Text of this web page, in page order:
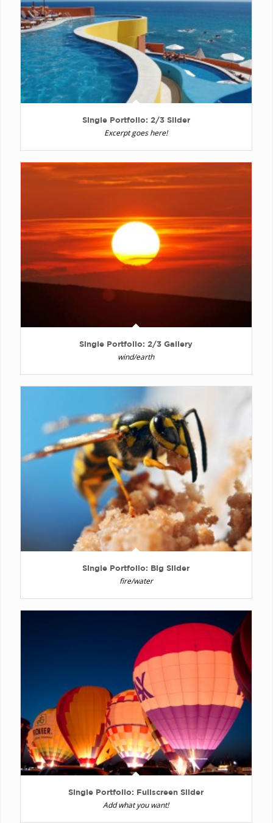
Single Portfolio: 2/3 Slider
Excerpt goes here!
Single Portfolio: 2/3 Gallery
wind/earth
Single Portfolio: Big Slider
fire/water
Single Portfolio: Fullscreen Slider
Add what you want!